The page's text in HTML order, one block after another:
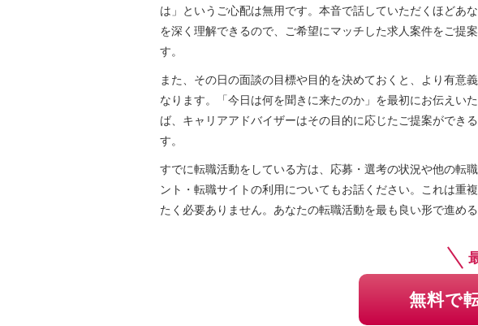
は」というご心配は無用です。本音で話していただくほどあ
を深く理解できるので、ご希望にマッチした求人案件をご提
す。
また、その日の面談の目標や目的を決めておくと、より有意
なります。「今日は何を聞きに来たのか」を最初にお伝えい
ば、キャリアアドバイザーはその目的に応じたご提案ができ
す。
すでに転職活動をしている方は、応募・選考の状況や他の転
ント・転職サイトの利用についてもお話ください。これは重
たく必要ありません。あなたの転職活動を最も良い形で進め
無料で